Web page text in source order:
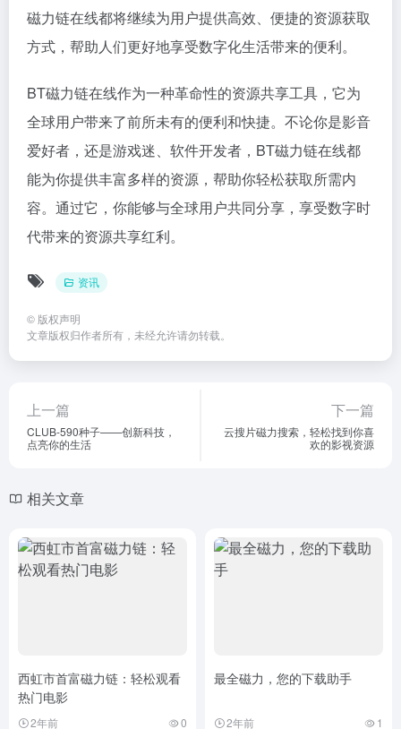
磁力链在线都将继续为用户提供高效、便捷的资源获取
方式，帮助人们更好地享受数字化生活带来的便利。
BT磁力链在线作为一种革命性的资源共享工具，它为
全球用户带来了前所未有的便利和快捷。不论你是影音
爱好者，还是游戏迷、软件开发者，BT磁力链在线都
能为你提供丰富多样的资源，帮助你轻松获取所需内
容。通过它，你能够与全球用户共同分享，享受数字时
代带来的资源共享红利。
资讯
© 版权声明
文章版权归作者所有，未经允许请勿转载。
上一篇
CLUB-590种子——创新科技，
点亮你的生活
下一篇
云搜片磁力搜索，轻松找到你喜
欢的影视资源
相关文章
西虹市首富磁力链：轻松观看
热门电影
2年前 0
最全磁力，您的下载助手
2年前 1